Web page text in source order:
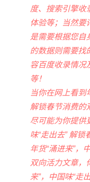
度、搜索引擎收
体验等；当然要
是需要根据您自
的数据则需要找
容百度收录情况
等！
当你在网上看到
解锁春节消费的
尽可能为你提供
味“走出去” 解
年货“涌进来”，
双向活力文章，
来”，中国味“走